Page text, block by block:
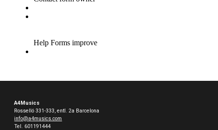
A4Musics
Rosselló 331-333, entl. 2a Barcelona
info@a4musics.com
Tel. 601191444